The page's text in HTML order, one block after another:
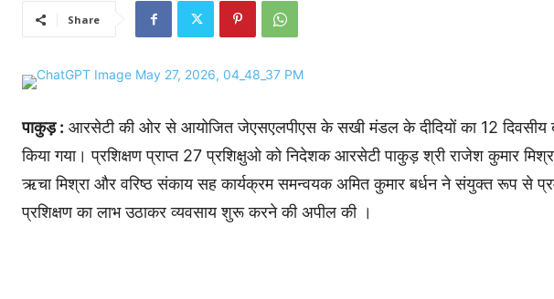
Share
पाकुड़ : आरसेटी की ओर से आयोजित जेएसएलपीएस के सखी मंडल के दीदियों का 12 दिवसीय
किया गया। प्रशिक्षण प्राप्त 27 प्रशिक्षुओ को निदेशक आरसेटी पाकुड़ श्री राजेश कुमार
ऋचा मिश्रा और वरिष्ठ संकाय सह कार्यक्रम समन्वयक अमित कुमार बर्धन ने संयुक्त रूप से
प्रशिक्षण का लाभ उठाकर व्यवसाय शुरू करने की अपील की ।